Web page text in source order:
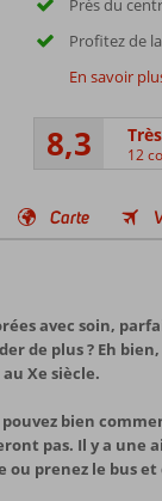
Près du
Profitez de
En savoir
8,3 12
Carte
avec soin,
plus ? Eh
Xe siècle.
bien
pas. Il y a une
prenez le bus